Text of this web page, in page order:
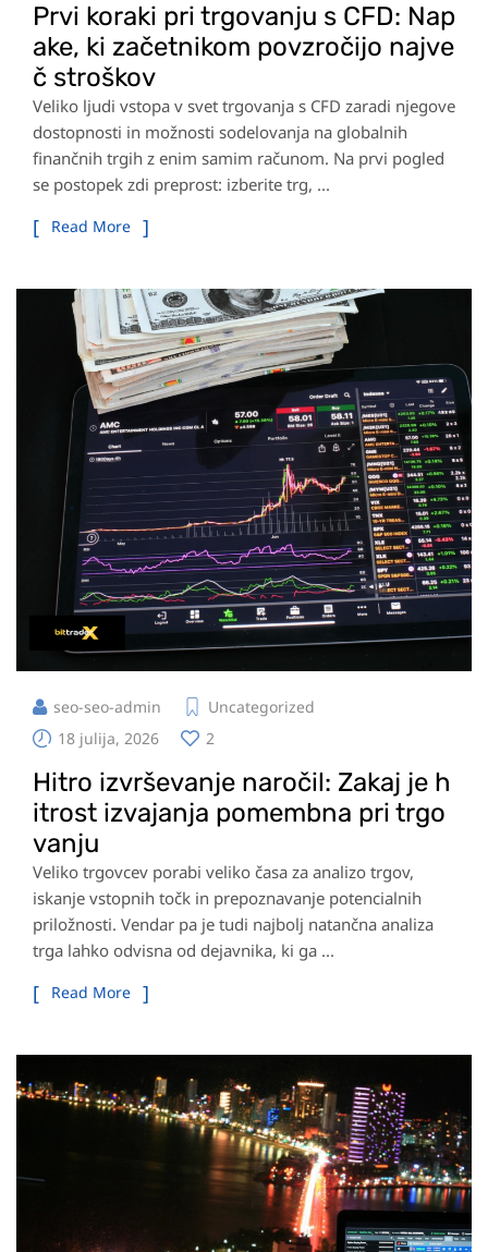
Prvi koraki pri trgovanju s CFD: Nap
ake, ki začetnikom povzročijo najve
č stroškov
Veliko ljudi vstopa v svet trgovanja s CFD zaradi njegove
dostopnosti in možnosti sodelovanja na globalnih
finančnih trgih z enim samim računom. Na prvi pogled
se postopek zdi preprost: izberite trg, ...
Read More
seo-seo-admin
Uncategorized
18 julija, 2026
2
Hitro izvrševanje naročil: Zakaj je h
itrost izvajanja pomembna pri trgo
vanju
Veliko trgovcev porabi veliko časa za analizo trgov,
iskanje vstopnih točk in prepoznavanje potencialnih
priložnosti. Vendar pa je tudi najbolj natančna analiza
trga lahko odvisna od dejavnika, ki ga ...
Read More